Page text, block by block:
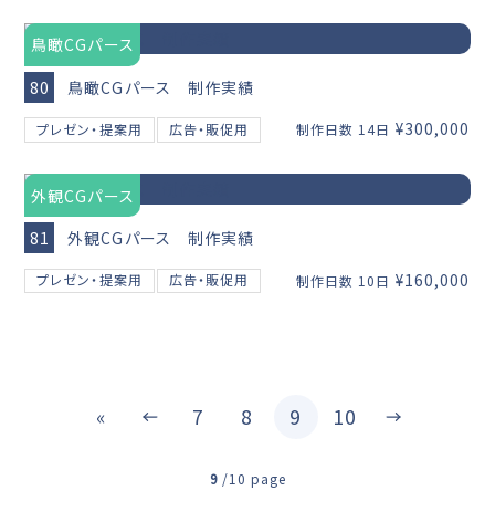
鳥瞰CGパース
80
鳥瞰CGパース 制作実績
プレゼン・提案用 広告・販促用 制作日数 14日 ¥300,000
外観CGパース
81
外観CGパース 制作実績
プレゼン・提案用 広告・販促用 制作日数 10日 ¥160,000
« 7 8 9 10
9 /10 page